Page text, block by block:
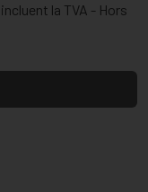
la TVA - Hors